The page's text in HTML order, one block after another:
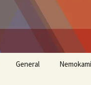
General